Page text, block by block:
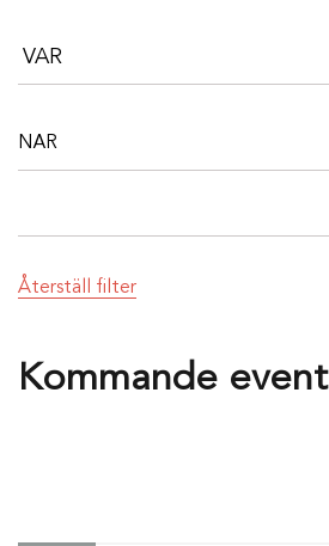
Återställ filter
Kommande event